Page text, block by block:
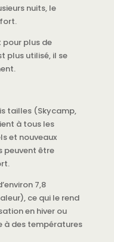
nuits, le
plus de
plus utilisé, il se
tailles (Skycamp,
à tous les
et nouveaux
peuvent être
7,8
ce qui le rend
en hiver ou
à des températures